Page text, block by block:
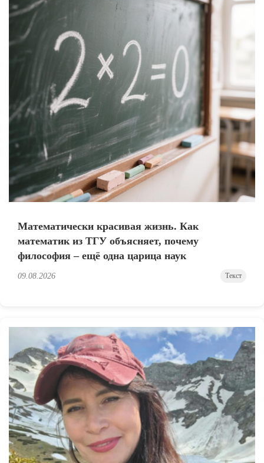
Математически красивая жизнь. Как
математик из ТГУ объясняет, почему
философия – ещё одна царица наук
09.08.2026 Текст